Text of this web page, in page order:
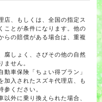
、もしくは、全国の指定ス
ことが条件になります。他の
らの賠償がある場合は、重複
腐しょく、さびその他の自然
ません。
車保険「ちょい得プラン」
加入されたスズキ代理店、も
参ください。
外に乗り換えられた場合、